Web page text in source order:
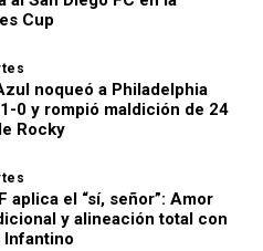
Cup
noqueó a Philadelphia
0 y rompió maldición de 24
Rocky
aplica el “sí, señor”: Amor
y alineación total con
Infantino